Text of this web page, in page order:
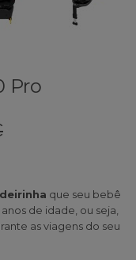
Pro
que seu bebê
de idade, ou seja,
as viagens do seu